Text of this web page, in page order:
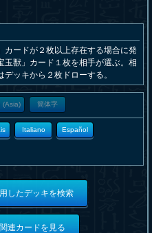
ードが２枚以上存在する場合に発
獣」カード１枚を相手が選ぶ。相
ッキから２枚ドローする。
(Asia) 簡体字
Italiano Español
したデッキを検索
連カードを見る